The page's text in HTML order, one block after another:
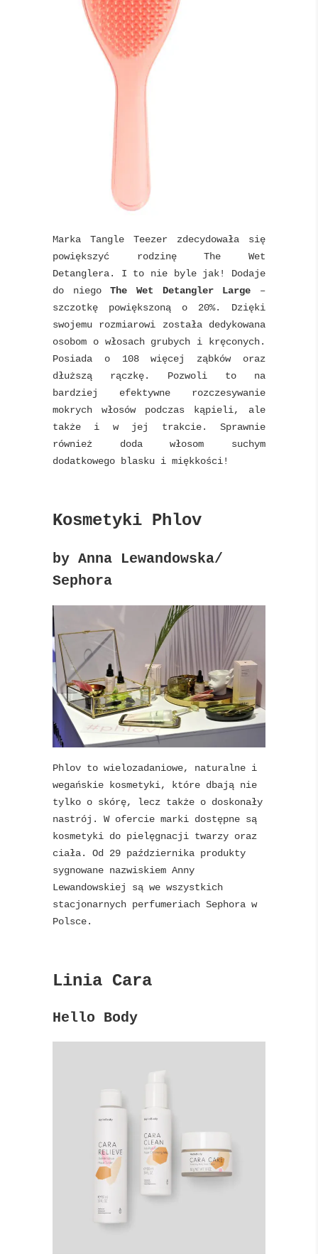
Marka Tangle Teezer zdecydowała się
powiększyć rodzinę The Wet
Detanglera. I to nie byle jak! Dodaje
do niegoThe Wet Detangler Large –
szczotkę powiększoną o 20%. Dzięki
swojemu rozmiarowi została dedykowana
osobom o włosach grubych i kręconych.
Posiada o 108 więcej ząbków oraz
dłuższą rączkę. Pozwoli to na
bardziej efektywne rozczesywanie
mokrych włosów podczas kąpieli, ale
także i w jej trakcie. Sprawnie
również doda włosom suchym
dodatkowego blasku i miękkości!
Kosmetyki Phlov
by Anna Lewandowska/
Sephora
Phlov to wielozadaniowe, naturalne i
wegańskie kosmetyki, które dbają nie
tylko o skórę, lecz także o doskonały
nastrój. W ofercie marki dostępne są
kosmetyki do pielęgnacji twarzy oraz
ciała. Od 29 października produkty
sygnowane nazwiskiem Anny
Lewandowskiej są we wszystkich
stacjonarnych perfumeriach Sephora w
Polsce.
Linia Cara
Hello Body